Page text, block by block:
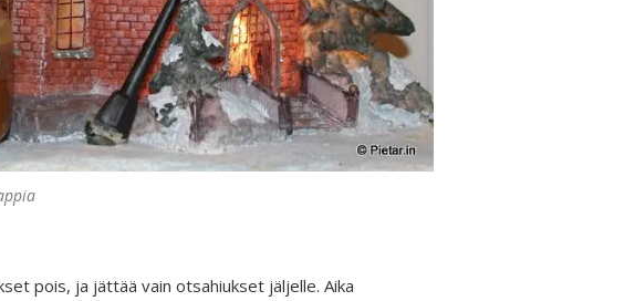
pois, ja jättää vain otsahiukset jäljelle. Aika